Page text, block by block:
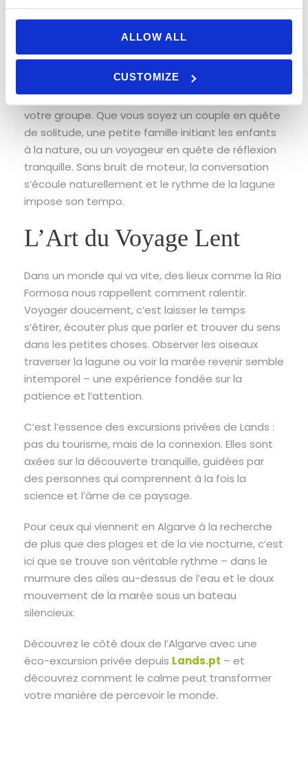
ALLOW ALL
CUSTOMIZE
jumelles ou un appareil photo avec zoom aident à
Excursions Privées en Bateau Écologique
simples à organiser et peuvent être adaptés à
votre groupe. Que vous soyez un couple en quête
de solitude, une petite famille initiant les enfants
à la nature, ou un voyageur en quête de réflexion
tranquille. Sans bruit de moteur, la conversation
s’écoule naturellement et le rythme de la lagune
impose son tempo.
L’Art du Voyage Lent
Dans un monde qui va vite, des lieux comme la Ria
Formosa nous rappellent comment ralentir.
Voyager doucement, c’est laisser le temps
s’étirer, écouter plus que parler et trouver du sens
dans les petites choses. Observer les oiseaux
traverser la lagune ou voir la marée revenir semble
intemporel – une expérience fondée sur la
patience et l’attention.
C’est l’essence des excursions privées de Lands :
pas du tourisme, mais de la connexion. Elles sont
axées sur la découverte tranquille, guidées par
des personnes qui comprennent à la fois la
science et l’âme de ce paysage.
Pour ceux qui viennent en Algarve à la recherche
de plus que des plages et de la vie nocturne, c’est
ici que se trouve son véritable rythme – dans le
murmure des ailes au-dessus de l’eau et le doux
mouvement de la marée sous un bateau
silencieux.
Découvrez le côté doux de l’Algarve avec une
éco-excursion privée depuis Lands.pt – et
découvrez comment le calme peut transformer
votre manière de percevoir le monde.